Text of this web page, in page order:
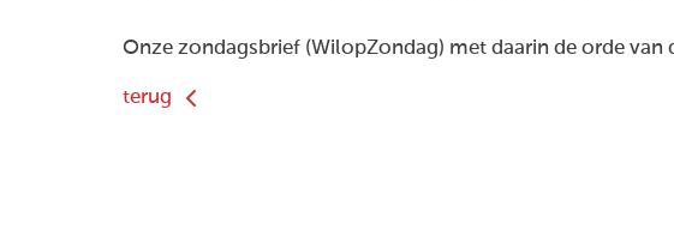
Onze zondagsbrief (WilopZondag) met daarin de orde van
terug